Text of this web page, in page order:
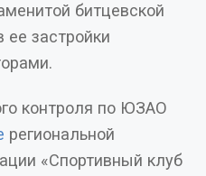
битцевской
застройки
контроля по ЮЗАО
региональной
«Спортивный клуб